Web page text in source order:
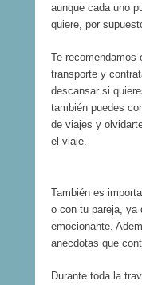
aunque cada uno
quiere, por
Te recomendamos
transporte y
descansar si
también puedes
de viajes y
el viaje.
También es
o con tu pareja, ya
emocionante.
anécdotas que
Durante toda la